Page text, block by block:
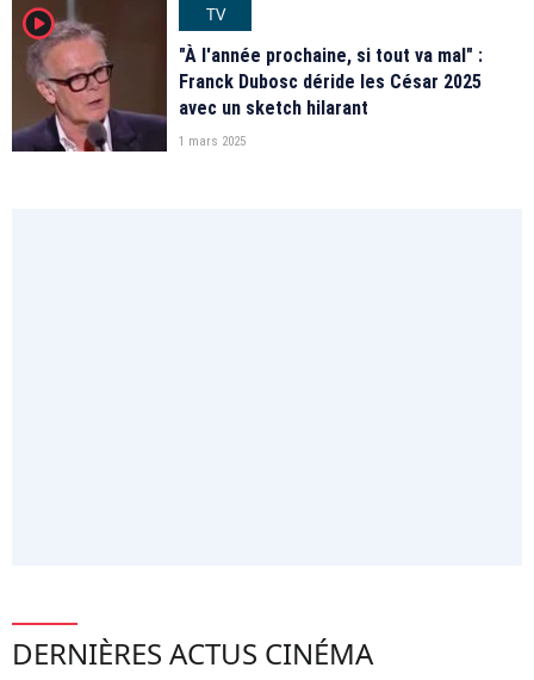
player2
TV
"À l'année prochaine, si tout va mal" :
Franck Dubosc déride les César 2025
avec un sketch hilarant
1 mars 2025
DERNIÈRES ACTUS CINÉMA